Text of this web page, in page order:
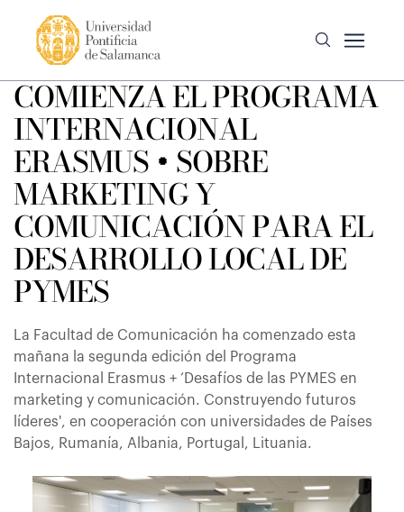
COMIENZA EL PROGRAMA
INTERNACIONAL
ERASMUS + SOBRE
MARKETING Y
COMUNICACIÓN PARA EL
DESARROLLO LOCAL DE
PYMES
La Facultad de Comunicación ha comenzado esta
mañana la segunda edición del Programa
Internacional Erasmus + ‘Desafíos de las PYMES en
marketing y comunicación. Construyendo futuros
líderes', en cooperación con universidades de Países
Bajos, Rumanía, Albania, Portugal, Lituania.